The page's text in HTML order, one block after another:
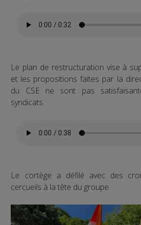
Le plan de restructuration vise à
et les propositions faites par la
du CSE ne sont pas
syndicats.
Le cortège a défilé avec des
cercueils à la tête du groupe.